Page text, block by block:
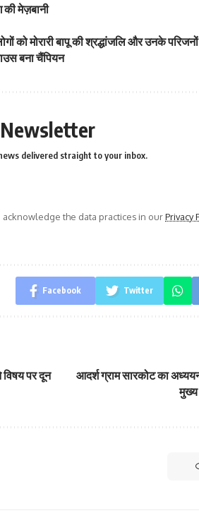
मेज़बानी
को मोरारी बापू की श्रद्धांजलि और उनके
बना चैंपियन
Newsletter
delivered straight to your inbox.
acknowledge the data practices in ourPrivacy
Facebook Twitter
पर दून
आदर्श ग्राम सारकोट का
मुख्य